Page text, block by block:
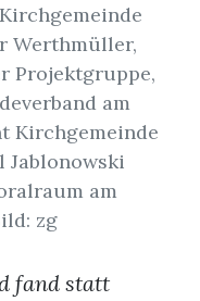
Werthmüller,
Projektgruppe,
am
Kirchgemeinde
Jablonowski
am
zg
fand statt